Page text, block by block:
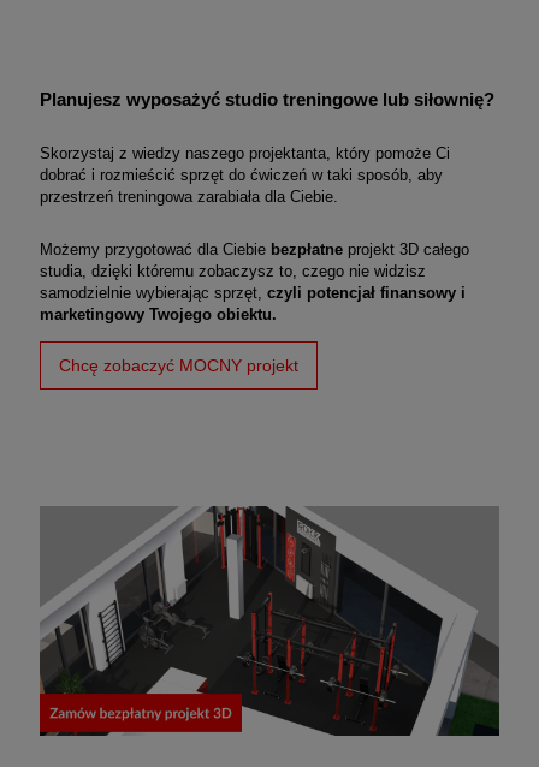
Planujesz wyposażyć studio treningowe lub siłownię?
Skorzystaj z wiedzy naszego projektanta, który pomoże Ci
dobrać i rozmieścić sprzęt do ćwiczeń w taki sposób, aby
przestrzeń treningowa zarabiała dla Ciebie.
Możemy przygotować dla Ciebie bezpłatne projekt 3D całego
studia, dzięki któremu zobaczysz to, czego nie widzisz
samodzielnie wybierając sprzęt, czyli potencjał finansowy i
marketingowy Twojego obiektu.
Chcę zobaczyć MOCNY projekt